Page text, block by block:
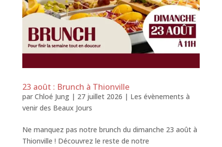
23 août : Brunch à Thionville
par Chloé Jung| 27 juillet 2026 | Les évènements à
venir des Beaux Jours
Ne manquez pas notre brunch du dimanche 23 août à
Thionville ! Découvrez le reste de notre